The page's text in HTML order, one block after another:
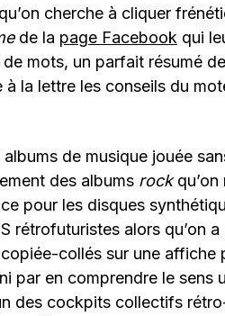
cherche à cliquer
de la page Facebook qui
de mots, un parfait résumé
à la lettre les conseils du
de musique jouée
des albums rockqu’on
pour les disques
rétrofuturistes alors qu’on
collés sur une affiche
par en comprendre le sens
des cockpits collectifs